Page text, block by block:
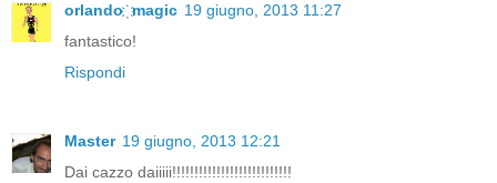
orlando ҉ magic 19 giugno, 2013 11:27
fantastico!
Rispondi
Master 19 giugno, 2013 12:21
Dai cazzo daiiiii!!!!!!!!!!!!!!!!!!!!!!!!!!!